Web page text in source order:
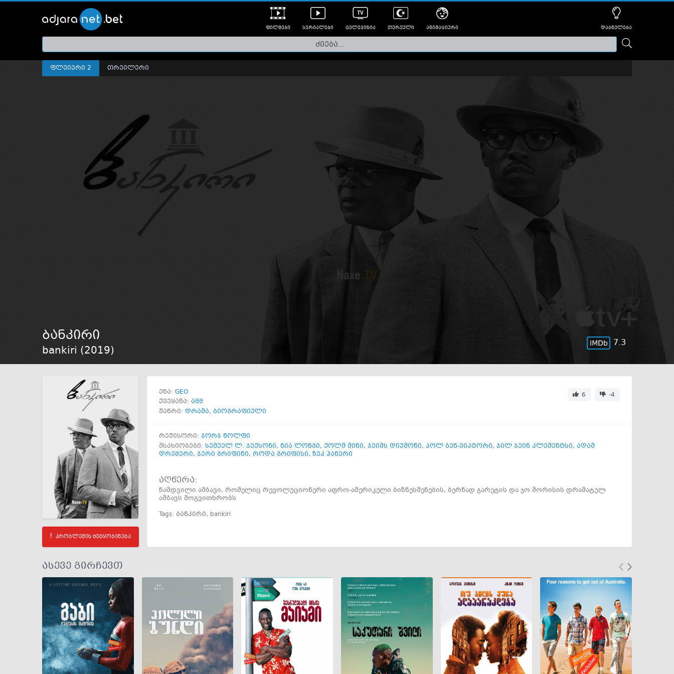
ფილმები
თრეილერები
სერიალები ტელევიზია თურქული ანიმაციური დაბნელება
ფლეიერი 2 თრეილერი
ბანკირი
bankiri (2019)
7.3
პრობლემის შეტყობინება
ენა: GEO
ქვეყანა: აშშ
6
-4
ჟანრი: დრამა, ბიოგრაფიული
რეჟისორი: ჯორჯ ნოლფი
მსახიობები: სემუელ ლ. ჯექსონი, ნია ლონგი, ქოლმ მინი, ჯეიმს დიუმონი, პოლ ბენ-ვიკტორი, ჯილ ჯეინ კლემენტსი, ადამ
დრეშერი, ჯერი გრიფინი, როდა გრიფისი, ზეკ ჰანერი
აღწერა:
ნამდვილი ამბავი, რომელიც რევოლუციონერი აფრო-ამერიკელი ბიზნესმენების, ბერნად გარეტის და ჯო მორისის დრამატულ
ამბავს მოგვითხრობს
Tags: ბანკირი, bankiri
ასევე გირჩევთ